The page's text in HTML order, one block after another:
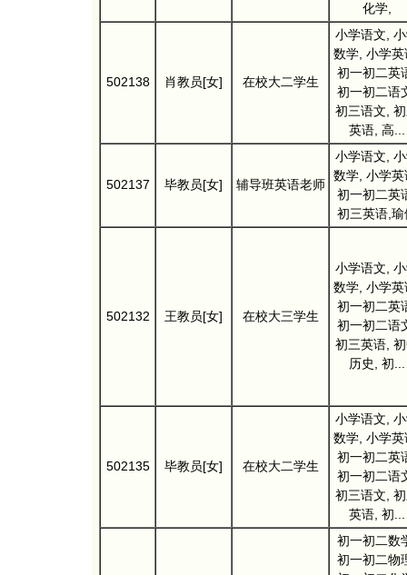
化学,
502138 肖教员[女] 在校大二学生
小学语文,
数学, 小学英
初一初二英
初一初二语
初三语文,
英语, 高...
502137 毕教员[女] 辅导班英语老师
小学语文,
数学, 小学英
初一初二英
初三英语,瑜
502132 王教员[女] 在校大三学生
小学语文,
数学, 小学英
初一初二英
初一初二语
初三英语,
历史, 初...
502135 毕教员[女] 在校大二学生
小学语文,
数学, 小学英
初一初二英
初一初二语
初三语文,
英语, 初...
初一初二数
初一初二物